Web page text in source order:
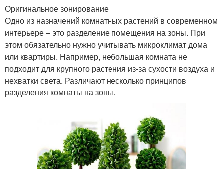
Оригинальное зонирование
Одно из назначений комнатных растений в современном
интерьере – это разделение помещения на зоны. При
этом обязательно нужно учитывать микроклимат дома
или квартиры. Например, небольшая комната не
подходит для крупного растения из-за сухости воздуха и
нехватки света. Различают несколько принципов
разделения комнаты на зоны.